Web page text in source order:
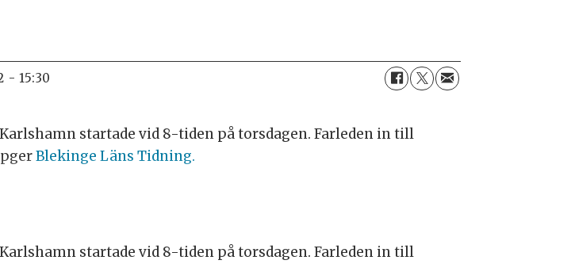
- 15:30
startade vid 8-tiden på torsdagen. Farleden in till
Blekinge Läns Tidning.
startade vid 8-tiden på torsdagen. Farleden in till